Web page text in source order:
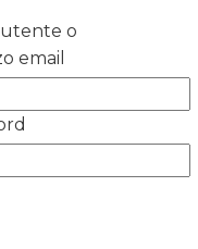
o
email